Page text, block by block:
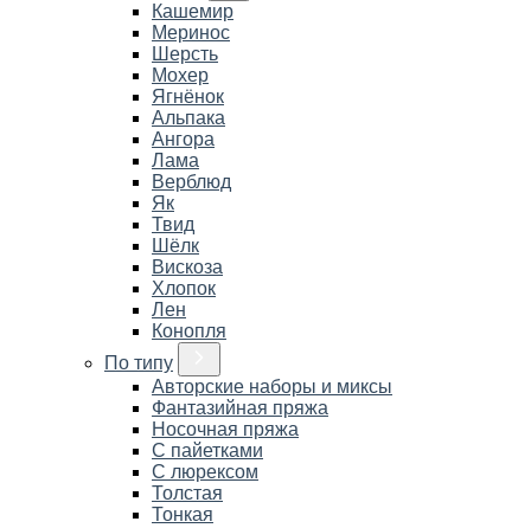
Кашемир
Меринос
Шерсть
Мохер
Ягнёнок
Альпака
Ангора
Лама
Верблюд
Як
Твид
Шёлк
Вискоза
Хлопок
Лен
Конопля
По типу
Авторские наборы и миксы
Фантазийная пряжа
Носочная пряжа
С пайетками
С люрексом
Толстая
Тонкая